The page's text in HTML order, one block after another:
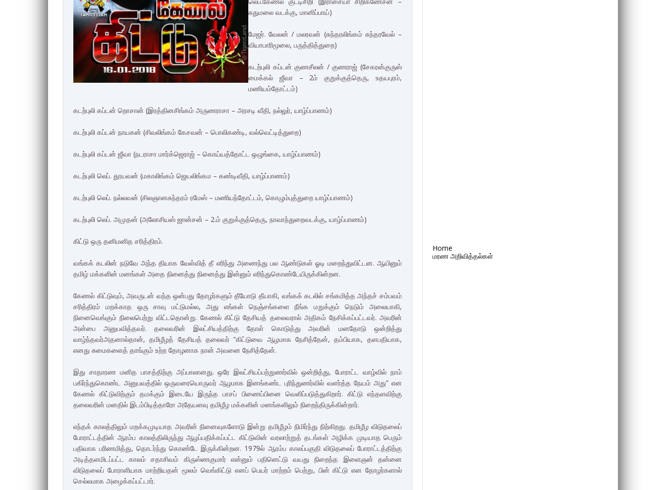
சுதுமலை வடக்கு, மானிப்பாய்)
மேஜர். வேலன் / மலரவன் (சுந்தரலிங்கம் சுந்தரவேல் –
வியாபாரிமூலை, பருத்தித்துறை)
கடற்புலி கப்டன் குணசீலன் / குணராஜ் (சேகரன்குருஸ்
மைக்கல் ஜீவா – 2ம் குறுக்குத்தெரு, உதயபுரம்,
மணியம்தோட்டம்)
கடற்புலி கப்டன் றொசான் (இரத்தினசிங்கம் அருணராசா – அரசடி வீதி, நல்லுர், யாழ்ப்பாணம்)
கடற்புலி கப்டன் நாயகன் (சிவலிங்கம் கேசவன் – பொலிகண்டி, வல்வெட்டித்துறை)
கடற்புலி கப்டன் ஜீவா (நடராசா மார்க்ஜெராஜ் – கொய்யத்தோட்ட ஒழுங்கை, யாழ்ப்பாணம்)
கடற்புலி லெப். தூயவன் (மகாலிங்கம் ஜெயலிங்கம – கண்டிவீதி, யாழ்ப்பாணம்)
கடற்புலி லெப். நல்லவன் (சிலஞானசுந்தரம் ரமேஸ் – மணியந்தோட்டம், கொழும்புத்துறை யாழ்ப்பாணம்)
கடற்புலி லெப். அமுதன் (அலோசியஸ் ஜான்சன் – 2.ம் குறுக்குத்தெரு, நாவாந்துறைவடக்கு, யாழ்ப்பாணம்)
கிட்டு ஒரு தனிமனித சரித்திரம்.
வங்கக் கடலின் நடுவே அந்த தியாக வேள்வித் தீ எரிந்து அணைந்து பல ஆண்டுகள் ஓடி மறைந்துவிட்டன. ஆயினும்
தமிழ் மக்களின் மனங்கள் அதை நினைத்து நினைத்து இன்னும் எரிந்துகொண்டேயிருக்கின்றன.
கேணல் கிட்டுவும், அவருடன் வந்த ஒன்பது தோழர்களும் தீயோடு தீயாகி, வங்கக் கடலில் சங்கமித்த அந்தச் சம்பவம்
சரித்திரம் மறக்காத ஒரு சாவு மட்டுமல்ல, அது எங்கள் நெஞ்சங்களை நீங்க மறுக்கும் நெடும் அலையாகி,
நினைவெங்கும் நிலைபெற்று விட்டதொன்று. கேணல் கிட்டு தேசியத் தலைவரால் அதிகம் நேசிக்கப்பட்டவர். அவரின்
அன்பை அனுபவித்தவர். தலைவரின் இலட்சியத்திற்கு தோள் கொடுத்து அவரின் மனதோடு ஒன்றித்து
வாழ்ந்தவர்அதனால்தான், தமிழீழத் தேசியத் தலைவர் “கிட்டுவை ஆழமாக நேசித்தேன், தம்பியாக, தளபதியாக,
எனது சுமைகளைத் தாங்கும் உற்ற தோழனாக நான் அவனை நேசித்தேன்.
இது சாதாரண மனித பாசத்திற்கு அப்பாலானது. ஒரே இலட்சியப்பற்றுணர்வில் ஒன்றித்து, போராட்ட வாழ்வில் நாம்
பகிர்ந்துகொண்ட அனுபவத்தில் ஒருவரையொருவர் ஆழமாக இனங்கண்ட புரிந்துணர்வில் வளர்த்த நேயம் அது” என
கேணல் கிட்டுவிற்கும் தமக்கும் இடையே இருந்த பாசப் பிணைப்பினை வெளிப்படுத்துகிறார். கிட்டு எந்தளவிற்கு
தலைவரின் மனதில் இடம்பிடித்தாரோ அதேயளவு தமிழீழ மக்களின் மனங்களிலும் நிறைந்திருக்கின்றார்.
எந்தக் காலத்திலும் மறக்கமுடியாத அவரின் நினைவுகளோடு இன்று தமிழீழம் நிமிர்ந்து நிற்கிறது. தமிழீழ விடுதலைப்
போராட்டத்தின் ஆரம்ப காலத்திலிருந்து ஆழப்பதிக்கப்பட்ட கிட்டுவின் வரலாற்றுத் தடங்கள் அழிக்க முடியாத பெரும்
பதிவாக பரிணமித்து, தொடர்ந்து கொண்டே இருக்கின்றன. 1979ல் ஆரம்ப காலப்பகுதி விடுதலைப் போராட்டத்திற்கு
அடித்தளமிடப்பட்ட காலம் சதாசிவம் கிருஸ்ணகுமார் என்னும் பதினெட்டு வயது நிறைந்த இளைஞன் தன்னை
விடுதலைப் போராளியாக மாற்றியதன் மூலம் வெங்கிட்டு எனப் பெயர் மாற்றம் பெற்று, பின் கிட்டு என தோழர்களால்
செல்லமாக அழைக்கப்பட்டார்.
Home
மரண அறிவித்தல்கள்